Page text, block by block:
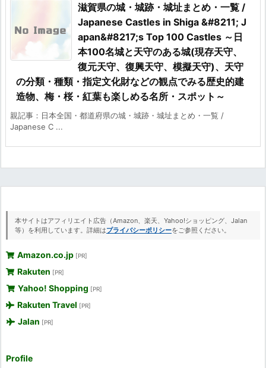
滋賀県の城・城跡・城址まとめ・一覧 /
Japanese Castles in Shiga &#8211; J
apan&#8217;s Top 100 Castles ～日
本100名城と天守のある城(現存天守、
復元天守、復興天守、模擬天守)、天守
の分類・種類・指定文化財などの観点でみる歴史的建
造物、梅・桜・紅葉も楽しめる名所・スポット～
親記事：日本全国・都道府県の城・城跡・城址まとめ・一覧 /
Japanese C ...
本サイトはアフィリエイト広告（Amazon、楽天、Yahoo!ショッピング、Jalan
等）を利用しています。詳細はプライバシーポリシーをご参照ください。
Amazon.co.jp [PR]
Rakuten [PR]
Yahoo! Shopping [PR]
Rakuten Travel [PR]
Jalan [PR]
Profile